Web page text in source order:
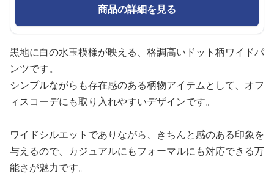
商品の詳細を見る
黒地に白の水玉模様が映える、格調高いドット柄ワイドパ
ンツです。
シンプルながらも存在感のある柄物アイテムとして、オフ
ィスコーデにも取り入れやすいデザインです。
ワイドシルエットでありながら、きちんと感のある印象を
与えるので、カジュアルにもフォーマルにも対応できる万
能さが魅力です。